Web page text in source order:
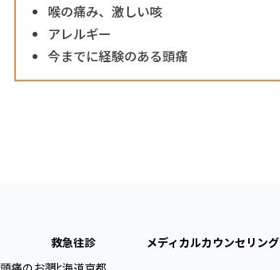
喉の痛み、激しい咳
アレルギー
今までに経験のある頭痛
救急往診
メディカルカウンセリング